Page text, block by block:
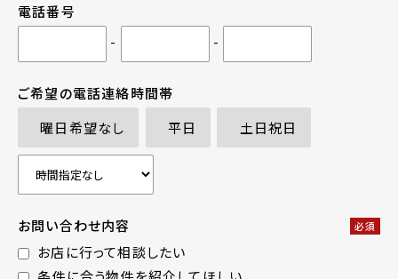
電話番号
-
-
ご希望の電話連絡時間帯
曜日希望なし
平日 土日祝日
お問い合わせ内容 必須
お店に行って相談したい